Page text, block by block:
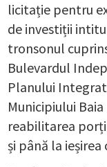
licitație pentru
de investiții
tronsonul
Bulevardul
Planului
Municipiului
reabilitarea
și până la